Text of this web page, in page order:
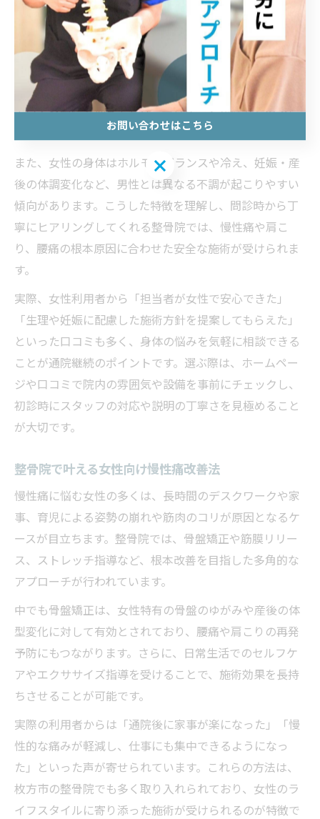
女性が安心して通える整骨院を選ぶ際には、まず施術ス
タッフの性別や、院内のプライバシー対策が徹底されて
いるかを確認することが重要です。大阪府枚方市では、
女性専用スペースやカーテンで仕切られた施術室を設け
ている整骨院も増えており、デリケートな悩みも相談し
また、女性の身体はホルモンバランスや冷え、妊娠・産
後の体調変化など、男性とは異なる不調が起こりやすい
傾向があります。こうした特徴を理解し、問診時から丁
寧にヒアリングしてくれる整骨院では、慢性痛や肩こ
り、腰痛の根本原因に合わせた安全な施術が受けられま
す。
実際、女性利用者から「担当者が女性で安心できた」
「生理や妊娠に配慮した施術方針を提案してもらえた」
といった口コミも多く、身体の悩みを気軽に相談できる
ことが通院継続のポイントです。選ぶ際は、ホームペー
ジや口コミで院内の雰囲気や設備を事前にチェックし、
初診時にスタッフの対応や説明の丁寧さを見極めること
が大切です。
整骨院で叶える女性向け慢性痛改善法
慢性痛に悩む女性の多くは、長時間のデスクワークや家
事、育児による姿勢の崩れや筋肉のコリが原因となるケ
ースが目立ちます。整骨院では、骨盤矯正や筋膜リリー
ス、ストレッチ指導など、根本改善を目指した多角的な
アプローチが行われています。
中でも骨盤矯正は、女性特有の骨盤のゆがみや産後の体
型変化に対して有効とされており、腰痛や肩こりの再発
予防にもつながります。さらに、日常生活でのセルフケ
アやエクササイズ指導を受けることで、施術効果を長持
ちさせることが可能です。
実際の利用者からは「通院後に家事が楽になった」「慢
性的な痛みが軽減し、仕事にも集中できるようになっ
た」といった声が寄せられています。これらの方法は、
枚方市の整骨院でも多く取り入れられており、女性のラ
イフスタイルに寄り添った施術が受けられるのが特徴で
お問い合わせはこちら
お問い合わせはこちら